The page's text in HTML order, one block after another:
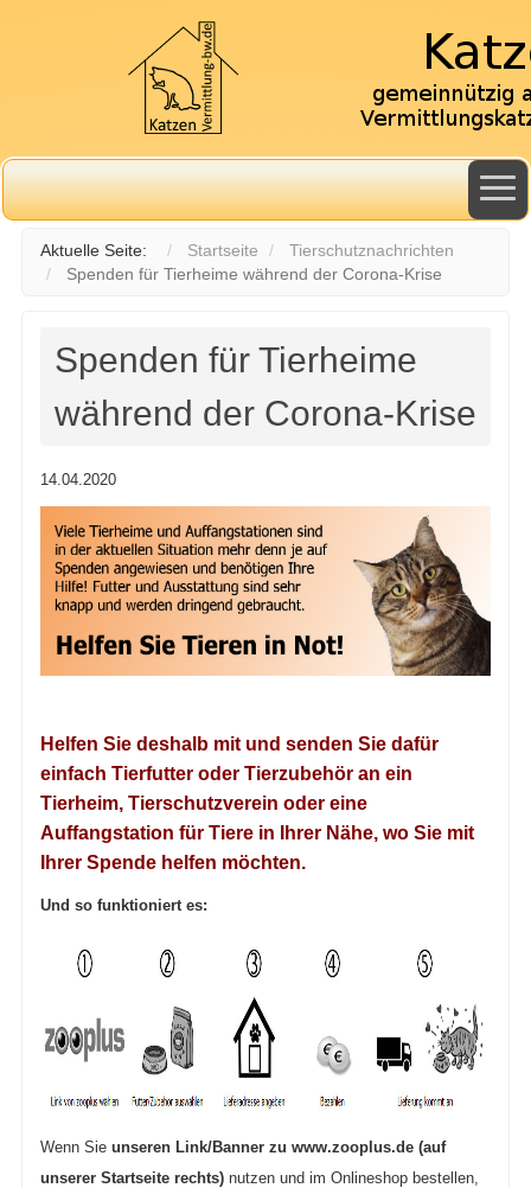
Aktuelle Seite: Startseite
Tierschutznachrichten
Spenden für Tierheime während der Corona-Krise
Spenden für Tierheime
während der Corona-Krise
14.04.2020
Helfen Sie deshalb mit und senden Sie dafür
einfach Tierfutter oder Tierzubehör an ein
Tierheim, Tierschutzverein oder eine
Auffangstation für Tiere in Ihrer Nähe, wo Sie mit
Ihrer Spende helfen möchten.
Und so funktioniert es:
Wenn Sie unseren Link/Banner zu www.zooplus.de (auf
unserer Startseite rechts) nutzen und im Onlineshop bestellen,